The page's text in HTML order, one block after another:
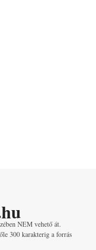
NEM vehető át.
300 karakterig a forrás